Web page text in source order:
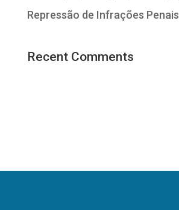
Repressão de Infrações Penais
Recent Comments